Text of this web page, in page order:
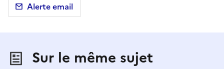
Alerte email
Sur le même sujet